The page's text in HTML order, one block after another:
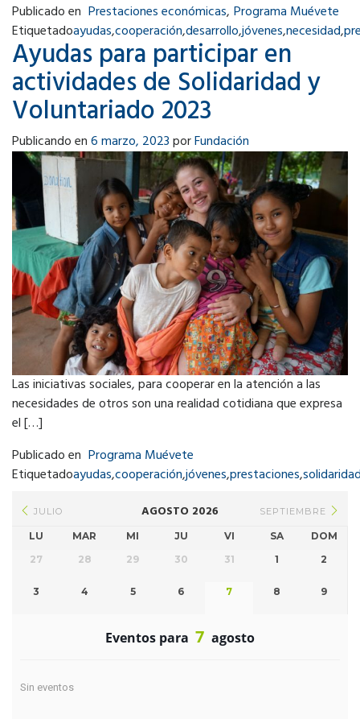
Publicado en Prestaciones económicas, Programa Muévete
Etiquetadoayudas,cooperación,desarrollo,jóvenes,necesidad,
Ayudas para participar en
actividades de Solidaridad y
Voluntariado 2023
Publicando en6 marzo, 2023porFundación
Las iniciativas sociales, para cooperar en la atención a las
necesidades de otros son una realidad cotidiana que expresa
el […]
Publicado en Programa Muévete
Etiquetadoayudas,cooperación,jóvenes,prestaciones,
JULIO AGOSTO 2026 SEPTIEMBRE
LU MAR MI JU VI SA
DOM
27
28 29 30 31 1 2
3 4 5 6 7 8 9
Eventos para 7 agosto
Sin eventos